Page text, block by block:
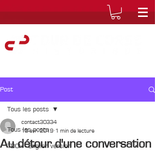
Post
Tous les posts
TDCH - English version
Tous les posts
Au détour d'une conversation
contact30334
13 avr. 2019 1 min de lecture